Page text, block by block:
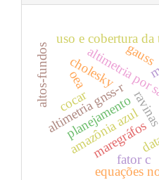
amazônia azul
altimetria
uso e cobertura da
altimetria gnss-r
maregráfos
altos-fundos
planejamento
cocar
fator c
gauss
cholesky
equações
oea